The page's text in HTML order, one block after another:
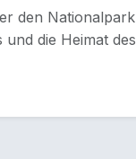
den Nationalpark
und die Heimat des